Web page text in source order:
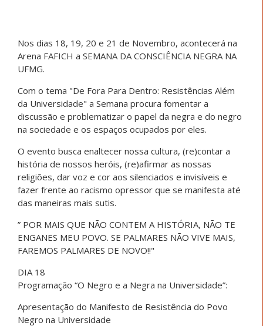
Nos dias 18, 19, 20 e 21 de Novembro, acontecerá na
Arena FAFICH a SEMANA DA CONSCIÊNCIA NEGRA NA
UFMG.
Com o tema "De Fora Para Dentro: Resistências Além
da Universidade" a Semana procura fomentar a
discussão e problematizar o papel da negra e do negro
na sociedade e os espaços ocupados por eles.
O evento busca enaltecer nossa cultura, (re)contar a
história de nossos heróis, (re)afirmar as nossas
religiões, dar voz e cor aos silenciados e invisíveis e
fazer frente ao racismo opressor que se manifesta até
das maneiras mais sutis.
” POR MAIS QUE NÃO CONTEM A HISTÓRIA, NÃO TE
ENGANES MEU POVO. SE PALMARES NÃO VIVE MAIS,
FAREMOS PALMARES DE NOVO!!"
DIA 18
Programação “O Negro e a Negra na Universidade”:
Apresentação do Manifesto de Resistência do Povo
Negro na Universidade